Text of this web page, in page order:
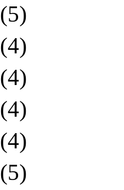
(5)
(4)
(4)
(4)
(4)
(5)